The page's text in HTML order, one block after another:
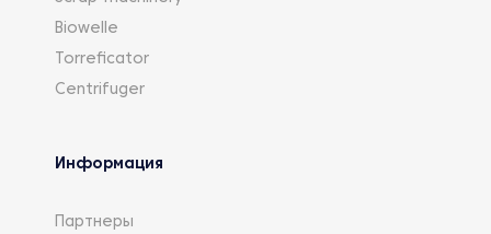
Biowelle
Torreficator
Centrifuger
Информация
Партнеры